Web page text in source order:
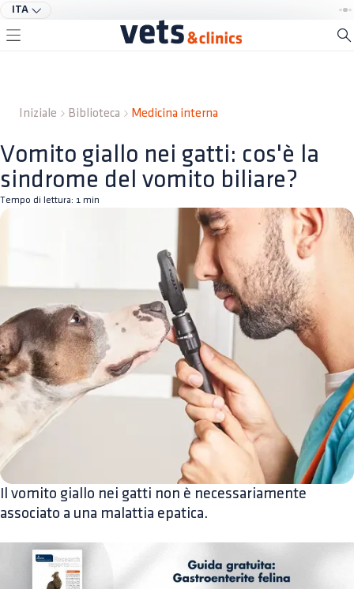
ITA
Iniziale Biblioteca Medicina interna
Vomito giallo nei gatti: cos'è la
sindrome del vomito biliare?
Tempo di lettura: 1 min
Il vomito giallo nei gatti non è necessariamente
associato a una malattia epatica.